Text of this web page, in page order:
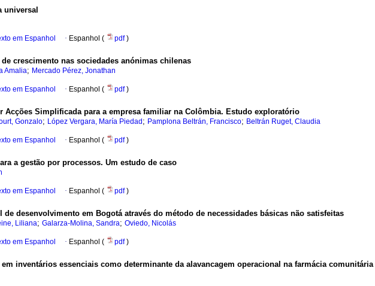
universal
em Espanhol · Espanhol ( pdf)
crescimento nas sociedades anónimas chilenas
Amalia; Mercado Pérez, Jonathan
em Espanhol · Espanhol ( pdf)
Acções Simplificada para a empresa familiar na Colômbia. Estudo exploratório
Gonzalo; López Vergara, María Piedad ; Pamplona Beltrán, Francisco; Beltrán Ruget, Claudia
em Espanhol · Espanhol ( pdf)
a gestão por processos. Um estudo de caso
em Espanhol · Espanhol ( pdf)
de desenvolvimento em Bogotá através do método de necessidades básicas não satisfeitas
Liliana; Galarza-Molina, Sandra; Oviedo, Nicolás
em Espanhol · Espanhol ( pdf)
inventários essenciais como determinante da alavancagem operacional na farmácia comunitária